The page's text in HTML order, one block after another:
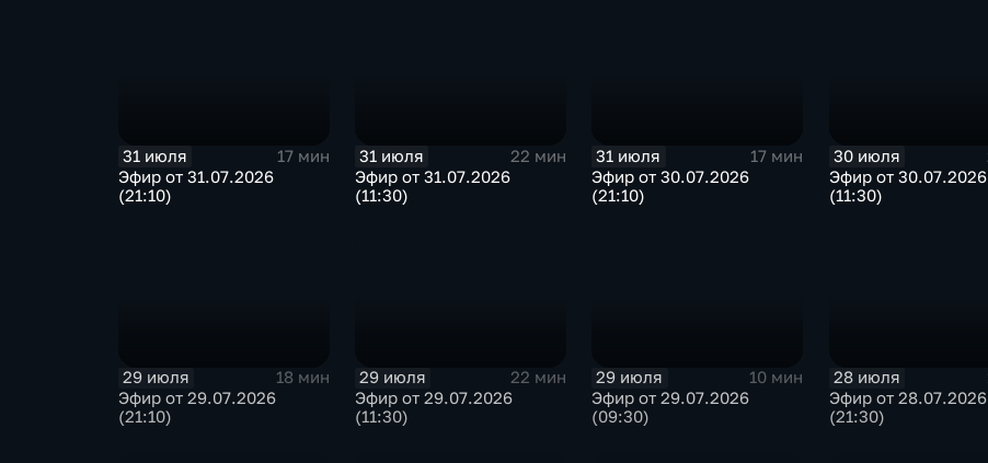
31 июля
17 мин
Эфир от 31.07.2026
(21:10)
31 июля
22 мин
Эфир от 31.07.2026
(11:30)
31 июля
17 мин
Эфир от 30.07.2026
(21:10)
30 июля
Эфир от 30.07.2026
(11:30)
29 июля
18 мин
Эфир от 29.07.2026
(21:10)
29 июля
22 мин
Эфир от 29.07.2026
(11:30)
29 июля
10 мин
Эфир от 29.07.2026
(09:30)
28 июля
Эфир от 28.07.2026
(21:30)